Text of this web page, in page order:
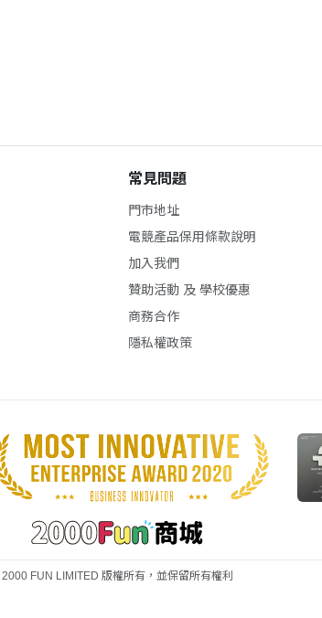
你能想像到的一
屏和在線多人遊戲
宏偉的城堡都能實
常見問題
門市地址
電競產品保用條款說明
加入我們
贊助活動 及 學校優惠
商務合作
隱私權政策
2000 FUN LIMITED 版權所有，並保留所有權利